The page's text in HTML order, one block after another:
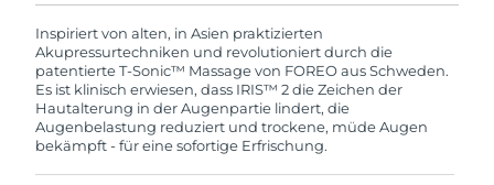
innerhalb eines Jahres ab Kaufdatum Anlass zur
Beanstandung deines FOREO-Produktes haben
solltest, bekommst du dieses Produkt von
FOREO gratis ersetzt.
Inspiriert von alten, in Asien praktizierten
Akupressurtechniken und revolutioniert durch die
patentierte T-Sonic™ Massage von FOREO aus Schweden.
Es ist klinisch erwiesen, dass IRIS™ 2 die Zeichen der
Hautalterung in der Augenpartie lindert, die
Augenbelastung reduziert und trockene, müde Augen
bekämpft - für eine sofortige Erfrischung.
Erwartete Lieferung8/10/26
Usbekistan Erwartete Lieferung
Vietnam Erwartete Lieferung